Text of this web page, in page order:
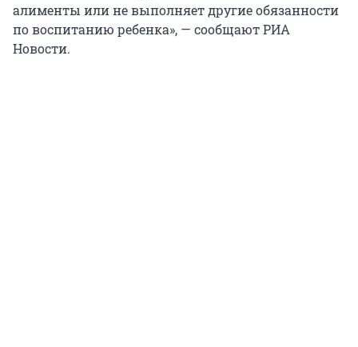
алименты или не выполняет другие обязанности
по воспитанию ребенка», — сообщают РИА
Новости.